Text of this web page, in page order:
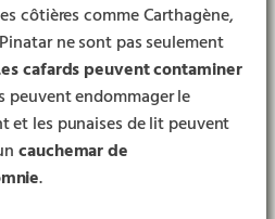
côtières comme Carthagène,
ne sont pas seulement
cafards peuvent contaminer
peuvent endommager le
et les punaises de lit peuvent
cauchemar de
.